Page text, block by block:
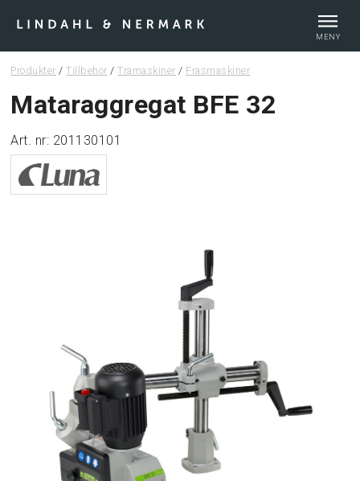
MENY
Webshop
Produkter /Tillbehör /Trämaskiner / Fräsmaskiner
Mataraggregat BFE 32
Art. nr: 201130101